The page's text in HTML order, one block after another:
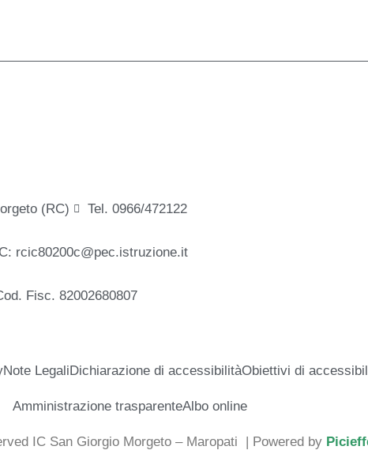
(RC) Tel. 0966/472122
rcic80200c@pec.istruzione.it
Fisc. 82002680807
Note LegaliDichiarazione di accessibilitàObiettivi di
Amministrazione trasparenteAlbo online
IC San Giorgio Morgeto – Maropati | Powered by